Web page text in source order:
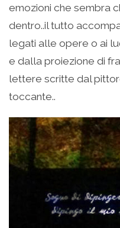
emozioni che sembra
dentro..il tutto
legati alle opere o ai
e dalla proiezione di
lettere scritte dal
toccante..